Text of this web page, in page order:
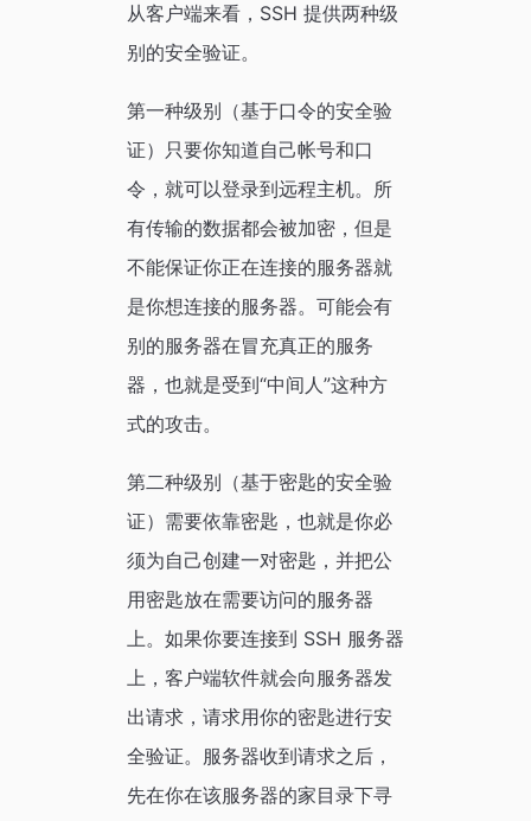
从客户端来看，SSH 提供两种级
别的安全验证。
第一种级别（基于口令的安全验
证）只要你知道自己帐号和口
令，就可以登录到远程主机。所
有传输的数据都会被加密，但是
不能保证你正在连接的服务器就
是你想连接的服务器。可能会有
别的服务器在冒充真正的服务
器，也就是受到“中间人”这种方
式的攻击。
第二种级别（基于密匙的安全验
证）需要依靠密匙，也就是你必
须为自己创建一对密匙，并把公
用密匙放在需要访问的服务器
上。如果你要连接到 SSH 服务器
上，客户端软件就会向服务器发
出请求，请求用你的密匙进行安
全验证。服务器收到请求之后，
先在你在该服务器的家目录下寻